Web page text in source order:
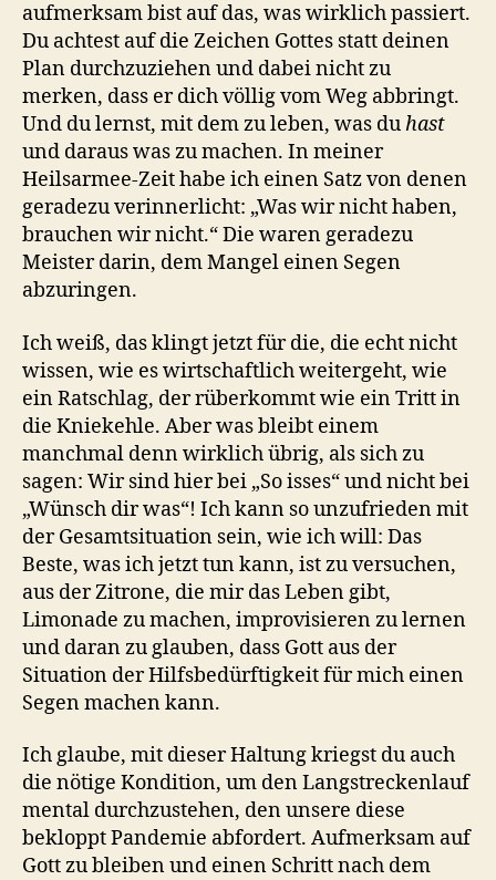
aufmerksam bist auf das, was wirklich passiert.
Du achtest auf die Zeichen Gottes statt deinen
Plan durchzuziehen und dabei nicht zu
merken, dass er dich völlig vom Weg abbringt.
Und du lernst, mit dem zu leben, was duhast
und daraus was zu machen. In meiner
Heilsarmee-Zeit habe ich einen Satz von denen
geradezu verinnerlicht: „Was wir nicht haben,
brauchen wir nicht.“ Die waren geradezu
Meister darin, dem Mangel einen Segen
abzuringen.
Ich weiß, das klingt jetzt für die, die echt nicht
wissen, wie es wirtschaftlich weitergeht, wie
ein Ratschlag, der rüberkommt wie ein Tritt in
die Kniekehle. Aber was bleibt einem
manchmal denn wirklich übrig, als sich zu
sagen: Wir sind hier bei „So isses“ und nicht bei
„Wünsch dir was“! Ich kann so unzufrieden mit
der Gesamtsituation sein, wie ich will: Das
Beste, was ich jetzt tun kann, ist zu versuchen,
aus der Zitrone, die mir das Leben gibt,
Limonade zu machen, improvisieren zu lernen
und daran zu glauben, dass Gott aus der
Situation der Hilfsbedürftigkeit für mich einen
Segen machen kann.
Ich glaube, mit dieser Haltung kriegst du auch
die nötige Kondition, um den Langstreckenlauf
mental durchzustehen, den unsere diese
bekloppt Pandemie abfordert. Aufmerksam auf
Gott zu bleiben und einen Schritt nach dem